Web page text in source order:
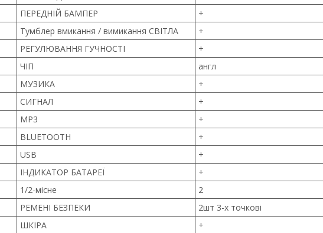
ПЕРЕДНІЙ БАМПЕР
+
Тумблер вмикання / вимикання СВІТЛА
+
РЕГУЛЮВАННЯ ГУЧНОСТІ
+
ЧІП
англ
МУЗИКА
+
СИГНАЛ
+
MP3
+
BLUETOOTH
+
USB
+
ІНДИКАТОР БАТАРЕЇ
+
1/2-місне
2
РЕМЕНІ БЕЗПЕКИ
2шт 3-х точкові
ШКІРА
+